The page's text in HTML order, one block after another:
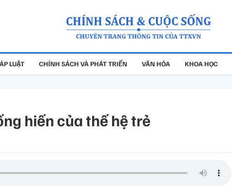
LUẬT CHÍNH SÁCH VÀ PHÁT TRIỂN VĂN HÓA KHOA HỌC
hiến của thế hệ trẻ